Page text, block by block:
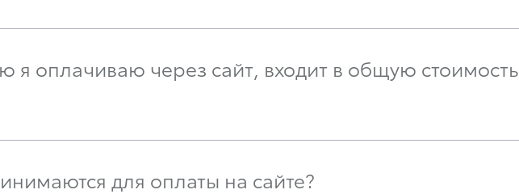
я оплачиваю через сайт, входит в общую стоимость
для оплаты на сайте?